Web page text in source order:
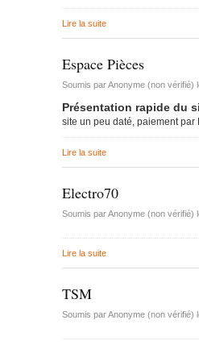
Vérin
Friteuse
Porte de
Lire la suite
Espace Pièces
Soumis parAnonyme (non vérifié)
Présentation rapide du
site un peu daté, paiement
Lire la suite
Electro70
Soumis parAnonyme (non vérifié)
Lire la suite
TSM
Soumis parAnonyme (non vérifié)